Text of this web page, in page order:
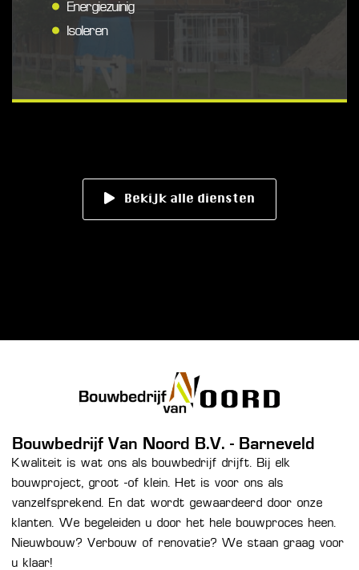
Energiezuinig
Isoleren
Bekijk alle diensten
Bouwbedrijf Van Noord B.V. - Barneveld
Kwaliteit is wat ons als bouwbedrijf drijft. Bij elk
bouwproject, groot -of klein. Het is voor ons als
vanzelfsprekend. En dat wordt gewaardeerd door onze
klanten. We begeleiden u door het hele bouwproces heen.
Nieuwbouw? Verbouw of renovatie? We staan graag voor
u klaar!